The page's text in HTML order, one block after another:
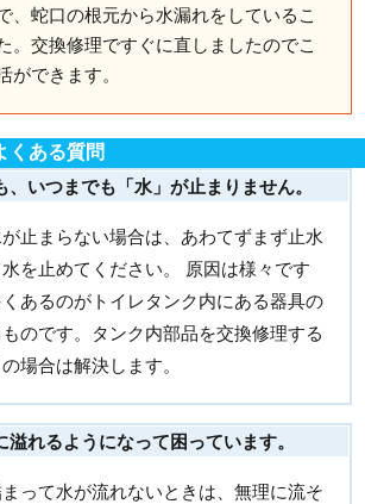
、蛇口の根元から水漏れをしているこ
。交換修理ですぐに直しましたのでこ
ができます。
くある質問
、いつまでも「水」が止まりません。
が止まらない場合は、あわてずまず止水
を止めてください。 原因は様々です
あるのがトイレタンク内にある器具の
のです。タンク内部品を交換修理する
場合は解決します。
溢れるようになって困っています。
まって水が流れないときは、無理に流そ